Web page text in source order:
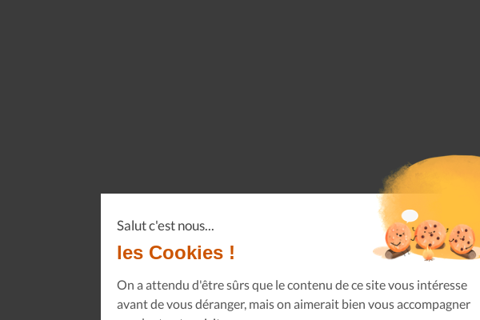
Salut c'est nous...
les Cookies !
On a attendu d'être sûrs que le contenu de ce site vous intéresse
avant de vous déranger, mais on aimerait bien vous accompagner